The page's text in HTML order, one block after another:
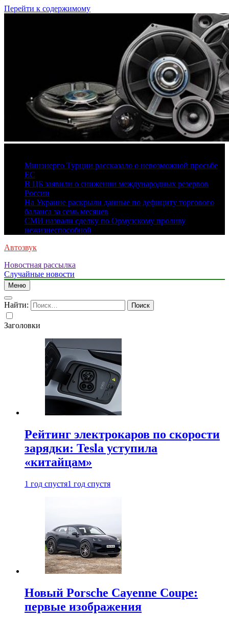
Перейти к содержимому
Минэнерго Турции рассказало о невозможной просьбе
ЕС
В ЦБ заявили о снижении международных резервов
России
На Украине раскрыли данные по дефициту торгового
баланса за семь месяцев
СМИ назвали сделку по Ормузскому проливу
нежизнеспособной
Автозвук
Новостная рассылка
Случайные новости
Меню
Найти:
Заголовки
Рейтинг электрокаров по скорости
зарядки: Tesla уступила
«китайцам»
1 год спустя1 год спустя
Новый Porsche Cayenne Coupe:
первые изображения